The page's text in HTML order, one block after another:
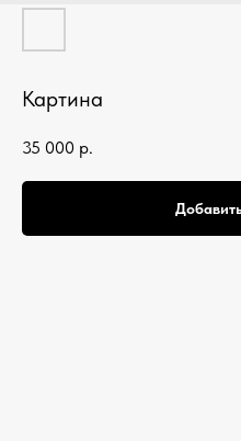
Картина
35 000 р.